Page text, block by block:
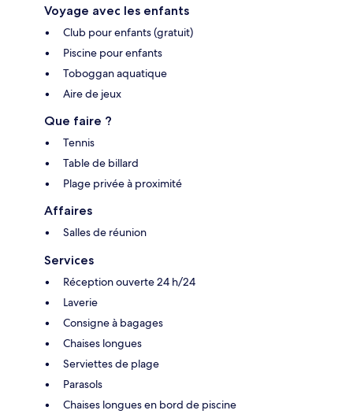
Voyage avec les enfants
Club pour enfants (gratuit)
Piscine pour enfants
Toboggan aquatique
Aire de jeux
Que faire ?
Tennis
Table de billard
Plage privée à proximité
Affaires
Salles de réunion
Services
Réception ouverte 24 h/24
Laverie
Consigne à bagages
Chaises longues
Serviettes de plage
Parasols
Chaises longues en bord de piscine